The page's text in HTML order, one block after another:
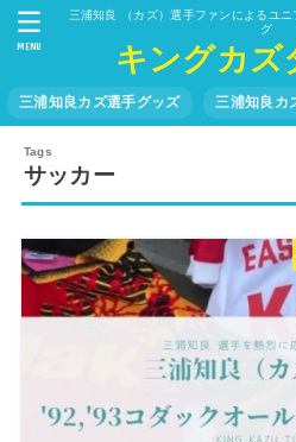
三浦知良 （カズ）選手ファンによるユ
グ
キングカズ
三浦知良カズ選手グッズ 三浦知良カ
MENU
サッカー